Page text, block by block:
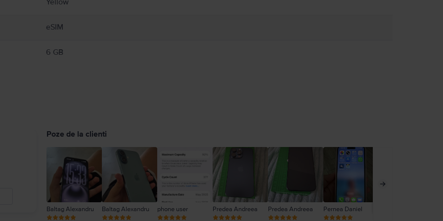
Yellow
eSIM
6 GB
Poze de la clienti
Baltag Alexandru Baltag Alexandru phone user Predea Andreea Predea Andreea Pernea Daniel